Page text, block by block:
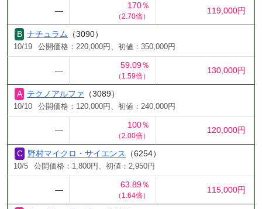
―
170％
（2.70倍）
119,000円
ナチュラム （3090）
10/19 公開価格：220,000円、初値：350,000円
―
59.09％
（1.59倍）
130,000円
テクノアルファ （3089）
10/10 公開価格：120,000円、初値：240,000円
―
100％
（2.00倍）
120,000円
野村マイクロ・サイエンス （6254）
10/5 公開価格：1,800円、初値：2,950円
―
63.89％
（1.64倍）
115,000円